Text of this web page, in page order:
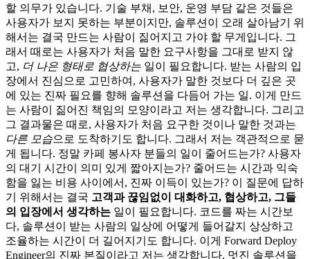
할 의무가 있습니다. 기술 부채, 보안, 운영 부담 같은 것들은
사용자가 보지 못하는 부분이지만, 솔루션이 오래 살아남기 위
해서는 결국 만드는 사람이 짊어지고 가야 할 무게입니다. 그
래서 때로는 사용자가 처음 말한 요구사항을 그대로 받지 않
고, 더 나은 형태로 협상하는 일이 필요합니다. 받는 사람의 입
장에서 진심으로 고민하여, 사용자가 말한 것보다 더 깊은 곳
에 있는 진짜 필요를 향해 솔루션을 다듬어 가는 일. 이게 만드
는 사람이 짊어진 책임의 모양이라고 저는 생각합니다. 그리고
그 결과물은 때로, 사용자가 처음 요구한 것이나 말한 것과는
다른 모습으로 도착하기도 합니다. 그래서 저는 객관적으로 묻
게 됩니다. 정말 카페 봉사자 분들의 일이 줄어드는가? 사용자
의 대기 시간이 의미 있게 짧아지는가? 줄어드는 시간과 익숙
함을 잃는 비용 사이에서, 진짜 이득이 있는가? 이 질문에 답하
기 위해서는 결국 고객과 끊임없이 대화하고, 협상하고, 그들
의 입장에서 생각하는 일이 필요합니다. 코드를 짜는 시간보
다, 솔루션이 받는 사람의 일상에 어떻게 들어갈지 상상하고
조율하는 시간이 더 길어지기도 합니다. 이게 Forward Deploy
Engineer의 진짜 본질이라고 저는 생각합니다. 멋진 솔루션을